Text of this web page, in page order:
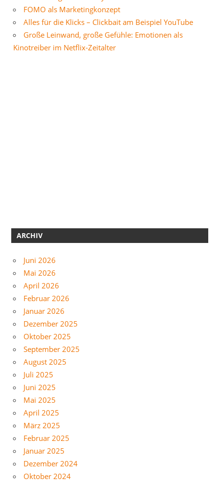
FOMO als Marketingkonzept
Alles für die Klicks – Clickbait am Beispiel YouTube
Große Leinwand, große Gefühle: Emotionen als
Kinotreiber im Netflix-Zeitalter
ARCHIV
Juni 2026
Mai 2026
April 2026
Februar 2026
Januar 2026
Dezember 2025
Oktober 2025
September 2025
August 2025
Juli 2025
Juni 2025
Mai 2025
April 2025
März 2025
Februar 2025
Januar 2025
Dezember 2024
Oktober 2024